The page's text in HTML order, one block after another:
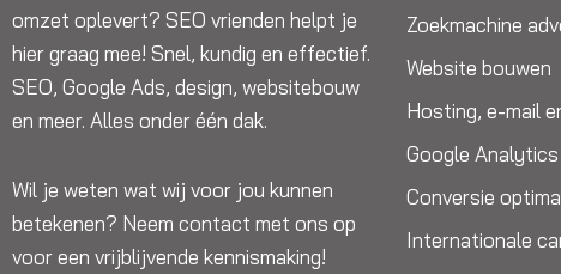
omzet oplevert? SEO vrienden helpt je
hier graag mee! Snel, kundig en effectief.
SEO, Google Ads, design, websitebouw
en meer. Alles onder één dak.
Wil je weten wat wij voor jou kunnen
betekenen? Neem contact met ons op
voor een vrijblijvende kennismaking!
Zoekmachine
Website bouwen
Hosting, e-mail
Google
Conversie
Internationale